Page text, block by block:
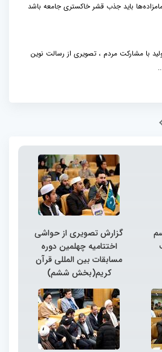
باید جذب قشر خاکستری جامعه باشد
با مشارکت مردم ، تصویری از رسالت نوین
گزارش تصویری از حواشی
اختتامیه چهلمین دوره
مسابقات بین المللی قرآن
کریم(بخش ششم)